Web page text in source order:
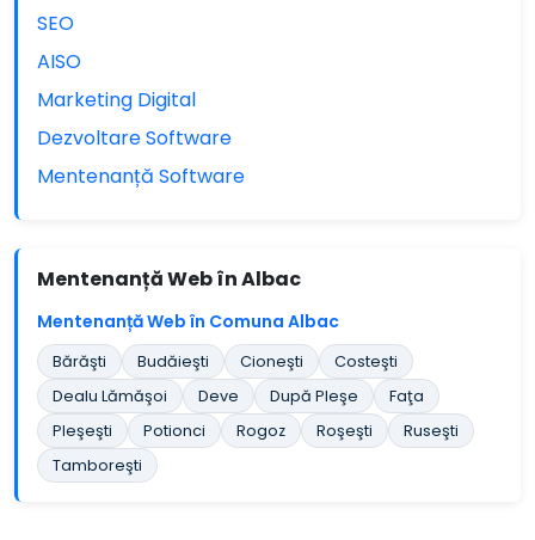
SEO
AISO
Marketing Digital
Dezvoltare Software
Mentenanță Software
Mentenanță Web în Albac
Mentenanță Web în Comuna Albac
Bărăşti Budăieşti Cioneşti
Costeşti
Dealu Lămăşoi
Deve După Pleşe
Faţa
Pleşeşti
Potionci Rogoz Roşeşti
Ruseşti
Tamboreşti